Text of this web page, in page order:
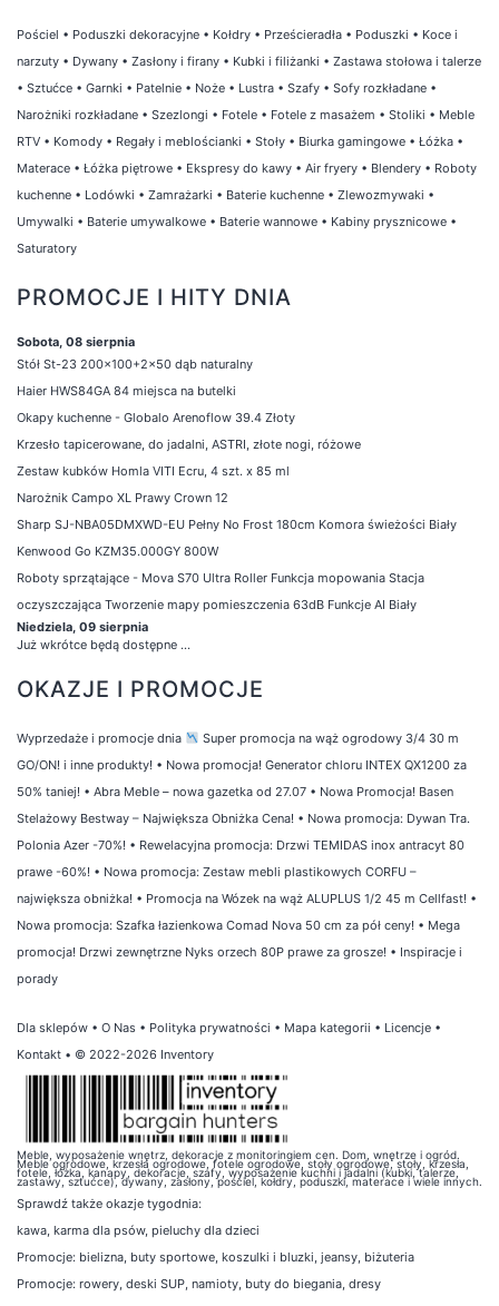
Pościel • Poduszki dekoracyjne • Kołdry • Prześcieradła • Poduszki • Koce i
narzuty • Dywany • Zasłony i firany • Kubki i filiżanki • Zastawa stołowa i talerze
• Sztućce • Garnki • Patelnie • Noże • Lustra • Szafy • Sofy rozkładane •
Narożniki rozkładane • Szezlongi • Fotele • Fotele z masażem • Stoliki • Meble
RTV • Komody • Regały i meblościanki • Stoły • Biurka gamingowe • Łóżka •
Materace • Łóżka piętrowe • Ekspresy do kawy • Air fryery • Blendery • Roboty
kuchenne • Lodówki • Zamrażarki • Baterie kuchenne • Zlewozmywaki •
Umywalki • Baterie umywalkowe • Baterie wannowe • Kabiny prysznicowe •
Saturatory
PROMOCJE I HITY DNIA
Sobota, 08 sierpnia
Stół St-23 200x100+2x50 dąb naturalny
Haier HWS84GA 84 miejsca na butelki
Okapy kuchenne - Globalo Arenoflow 39.4 Złoty
Krzesło tapicerowane, do jadalni, ASTRI, złote nogi, różowe
Zestaw kubków Homla VITI Ecru, 4 szt. x 85 ml
Narożnik Campo XL Prawy Crown 12
Sharp SJ-NBA05DMXWD-EU Pełny No Frost 180cm Komora świeżości Biały
Kenwood Go KZM35.000GY 800W
Roboty sprzątające - Mova S70 Ultra Roller Funkcja mopowania Stacja
oczyszczająca Tworzenie mapy pomieszczenia 63dB Funkcje AI Biały
Niedziela, 09 sierpnia
Już wkrótce będą dostępne ...
OKAZJE I PROMOCJE
Wyprzedaże i promocje dnia
Super promocja na wąż ogrodowy 3/4 30 m
GO/ON! i inne produkty! • Nowa promocja! Generator chloru INTEX QX1200 za
50% taniej! • Abra Meble – nowa gazetka od 27.07 • Nowa Promocja! Basen
Stelażowy Bestway – Największa Obniżka Cena! • Nowa promocja: Dywan Tra.
Polonia Azer -70%! • Rewelacyjna promocja: Drzwi TEMIDAS inox antracyt 80
prawe -60%! • Nowa promocja: Zestaw mebli plastikowych CORFU –
największa obniżka! • Promocja na Wózek na wąż ALUPLUS 1/2 45 m Cellfast! •
Nowa promocja: Szafka łazienkowa Comad Nova 50 cm za pół ceny! • Mega
promocja! Drzwi zewnętrzne Nyks orzech 80P prawe za grosze! • Inspiracje i
porady
Dla sklepów • O Nas • Polityka prywatności • Mapa kategorii • Licencje •
Kontakt • © 2022-2026 Inventory
Meble, wyposażenie wnętrz, dekoracje z monitoringiem cen. Dom, wnętrze i ogród.
Meble ogrodowe, krzesła ogrodowe, fotele ogrodowe, stoły ogrodowe, stoły, krzesła,
fotele, łóżka, kanapy, dekoracje, szafy, wyposażenie kuchni i jadalni (kubki, talerze,
zastawy, sztućce), dywany, zasłony, pościel, kołdry, poduszki, materace i wiele innych.
Sprawdź także okazje tygodnia:
kawa, karma dla psów, pieluchy dla dzieci
Promocje: bielizna, buty sportowe, koszulki i bluzki, jeansy, biżuteria
Promocje: rowery, deski SUP, namioty, buty do biegania, dresy